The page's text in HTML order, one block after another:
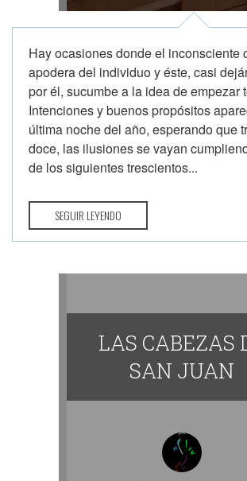
Hay ocasiones donde el inconsciente
apodera del individuo y éste, casi
por él, sucumbe a la idea de empezar
Intenciones y buenos propósitos
última noche del año, esperando que
doce, las ilusiones se vayan
de los siguientes trescientos...
SEGUIR LEYENDO
LAS CABEZAS
SAN JUAN